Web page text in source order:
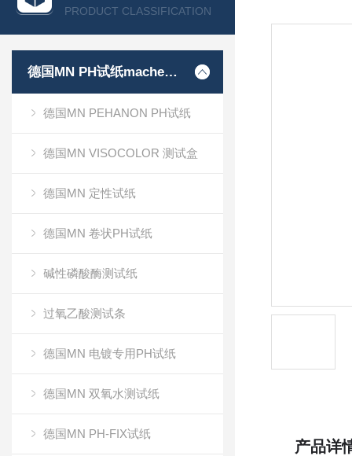
PRODUCT CLASSIFICATION
德国MN PH试纸macherey-nagel
德国MN PEHANON PH试纸
德国MN VISOCOLOR 测试盒
德国MN 定性试纸
德国MN 卷状PH试纸
碱性磷酸酶测试纸
过氧乙酸测试条
德国MN 电镀专用PH试纸
德国MN 双氧水测试纸
德国MN PH-FIX试纸
产品详